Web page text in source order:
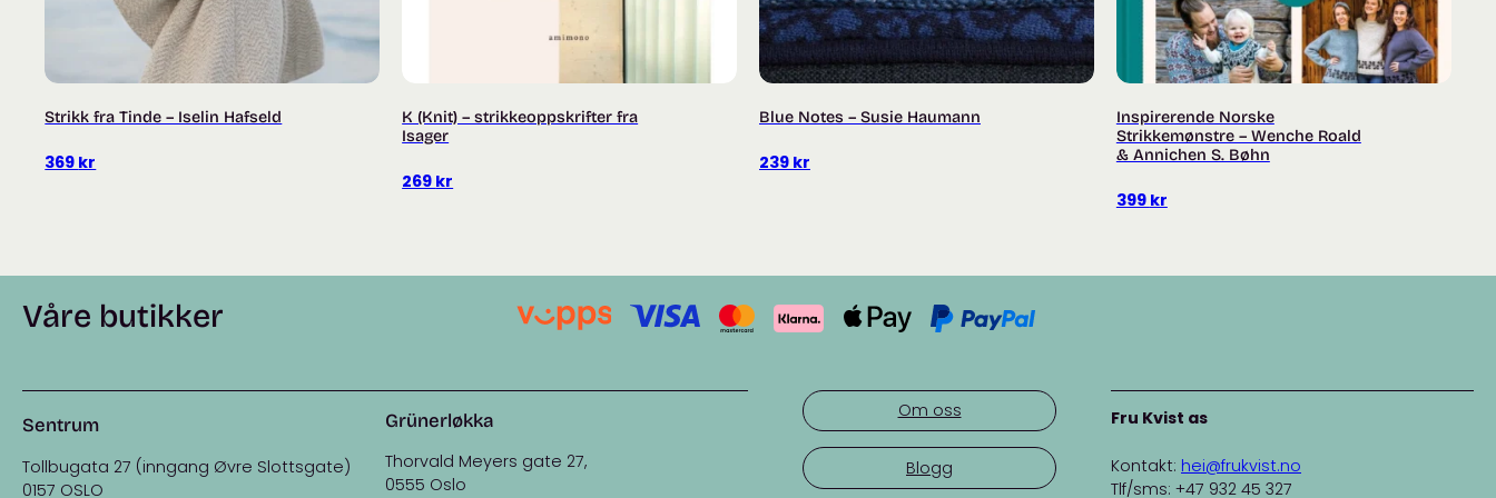
Strikk fra Tinde – Iselin Hafseld
369 kr
K (Knit) – strikkeoppskrifter fra
Isager
269 kr
Blue Notes – Susie Haumann
239 kr
Inspirerende Norske
Strikkemønstre – Wenche Roald
& Annichen S. Bøhn
399 kr
Våre butikker
Sentrum
Tollbugata 27 (inngang Øvre Slottsgate)
0157 OSLO
Grünerløkka
Thorvald Meyers gate 27,
0555 Oslo
Om oss
Blogg
Fru Kvist as
Kontakt: hei@frukvist.no
Tlf/sms: +47 932 45 327